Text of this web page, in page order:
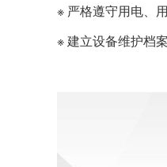
※ 严格遵守用电、
※ 建立设备维护档